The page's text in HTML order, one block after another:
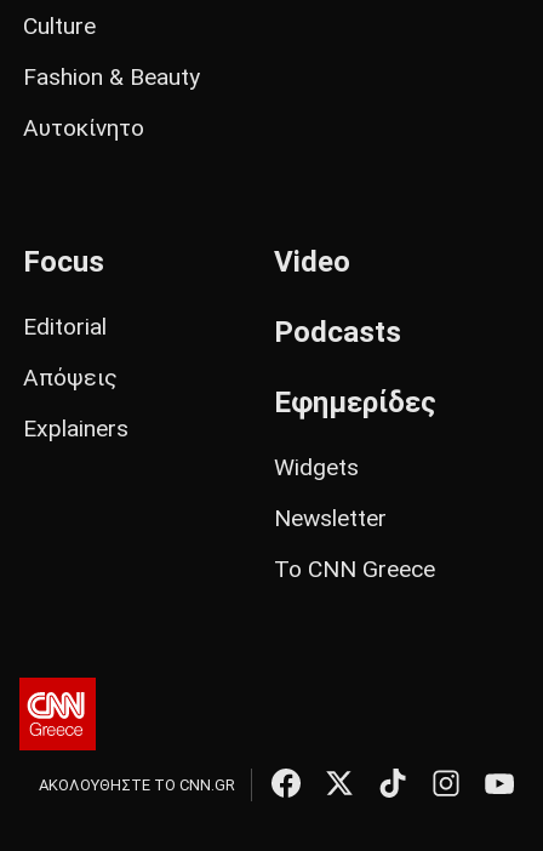
Culture
Fashion & Beauty
Αυτοκίνητο
Focus
Editorial
Απόψεις
Explainers
Video
Podcasts
Εφημερίδες
Widgets
Newsletter
Το CNN Greece
ΑΚΟΛΟΥΘΗΣΤΕ ΤΟ CNN.GR